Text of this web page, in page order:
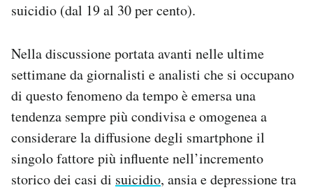
suicidio (dal 19 al 30 per cento).
Nella discussione portata avanti nelle ultime
settimane da giornalisti e analisti che si occupano
di questo fenomeno da tempo è emersa una
tendenza sempre più condivisa e omogenea a
considerare la diffusione degli smartphone il
singolo fattore più influente nell’incremento
storico dei casi di suicidio, ansia e depressione tra